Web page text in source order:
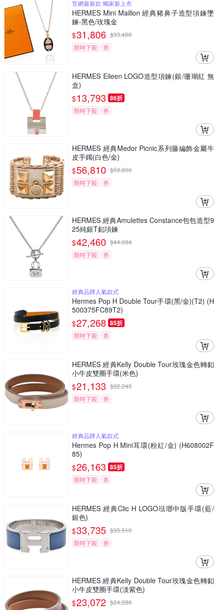
官網最新款 獨家新上市
HERMES Mini Maillon 經典豬鼻子造型項鍊墜
鍊-黑色/玫瑰金
$31,806 $33,480
限時下殺
券
HERMES Eileen LOGO造型項鍊(銀/珊瑚紅 無
盒)
$13,793 86折
限時下殺 券
HERMES 經典Medor Picnic系列藤編飾金屬牛
皮手鐲(白色/金)
$56,810 $59,800
限時下殺
券
HERMES 經典Amulettes Constance包包造型9
25純銀T釦項鍊
$42,460 $44,694
限時下殺
券
經典品牌人氣款式
Hermes Pop H Double Tour手環(黑/金)(T2) (H
500375FC89T2)
$27,268 85折
限時下殺 券
HERMES 經典Kelly Double Tour玫瑰金色轉釦
小牛皮雙圈手環(米色)
$21,133 $22,245
限時下殺
券
經典品牌人氣款式
Hermes Pop H Mini耳環(粉紅/金) (H608002F
85)
$26,163 85折
限時下殺 券
HERMES 經典Clic H LOGO琺瑯中版手環(藍/
銀色)
$33,735 $35,510
限時下殺
券
HERMES 經典Kelly Double Tour玫瑰金色轉釦
小牛皮雙圈手環(淡紫色)
$23,072 $24,286